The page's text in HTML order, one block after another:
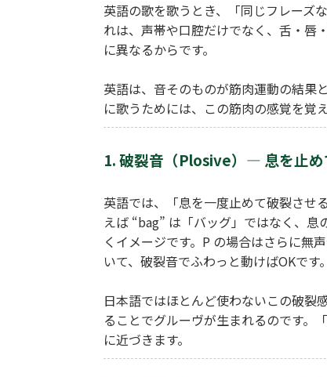
英語の歌を歌うとき、「同じフレーズ
れは、声帯や口腔だけでなく、舌・唇
に異なるからです。
英語は、音そのものが筋肉運動の結果
に歌うためには、この筋肉の感覚を覚
1. 破裂音（Plosive）― 息を止め
英語では、「息を一度止めて破裂させ
えば “bag” は「バッグ」ではなく、
くイメージです。P の場合はさらに無
いて、破裂音でふわっと動けばOKです。
日本語ではほとんど使わないこの破裂
ることでグルーヴが生まれるのです。
に近づきます。